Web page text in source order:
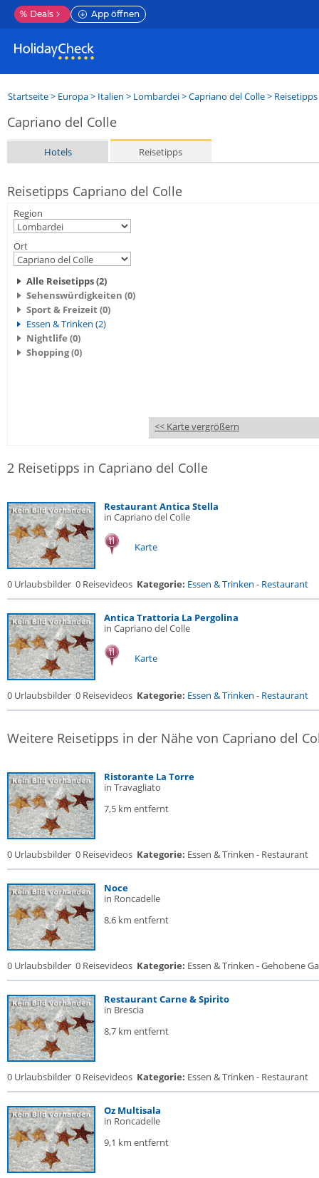
% Deals App öffnen
Startseite> Europa> Italien > Lombardei>Capriano del Colle> Reisetipps
Capriano del Colle
Hotels Reisetipps
Reisetipps Capriano del Colle
Region
Ort
Alle Reisetipps (2)
Sehenswürdigkeiten (0)
Sport & Freizeit (0)
Essen & Trinken (2)
Nightlife (0)
Shopping (0)
<< Karte vergrößern
2 Reisetipps in Capriano del Colle
Restaurant Antica Stella
in Capriano del Colle
Karte
0 Urlaubsbilder 0 Reisevideos Kategorie: Essen & Trinken - Restaurant
Antica Trattoria La Pergolina
in Capriano del Colle
Karte
0 Urlaubsbilder 0 Reisevideos Kategorie: Essen & Trinken - Restaurant
Weitere Reisetipps in der Nähe von Capriano del
Ristorante La Torre
in Travagliato
7,5 km entfernt
0 Urlaubsbilder 0 Reisevideos Kategorie: Essen & Trinken - Restaurant
Noce
in Roncadelle
8,6 km entfernt
0 Urlaubsbilder 0 Reisevideos Kategorie: Essen & Trinken - Gehobene
Restaurant Carne & Spirito
in Brescia
8,7 km entfernt
0 Urlaubsbilder 0 Reisevideos Kategorie: Essen & Trinken - Restaurant
Oz Multisala
in Roncadelle
9,1 km entfernt